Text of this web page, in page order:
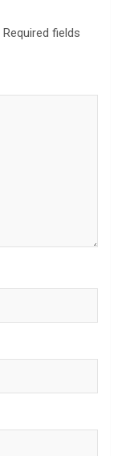
Required fields